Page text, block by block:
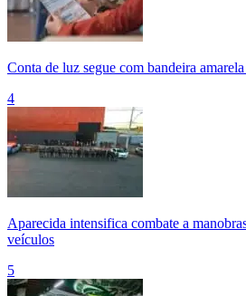
Conta de luz segue com bandeira
4
Aparecida intensifica combate a
veículos
5